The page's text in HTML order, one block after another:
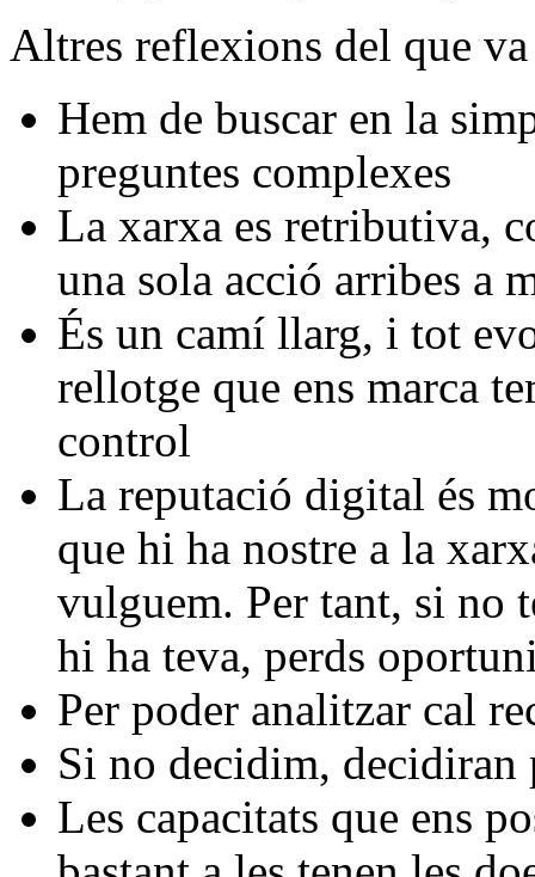
Altres reflexions del que
Hem de buscar en la
preguntes complexes
La xarxa es retributiva,
una sola acció arribes a
És un camí llarg, i tot
rellotge que ens marca
control
La reputació digital és
que hi ha nostre a la
vulguem. Per tant, si no
hi ha teva, perds
Per poder analitzar cal
Si no decidim, decidiran
Les capacitats que ens